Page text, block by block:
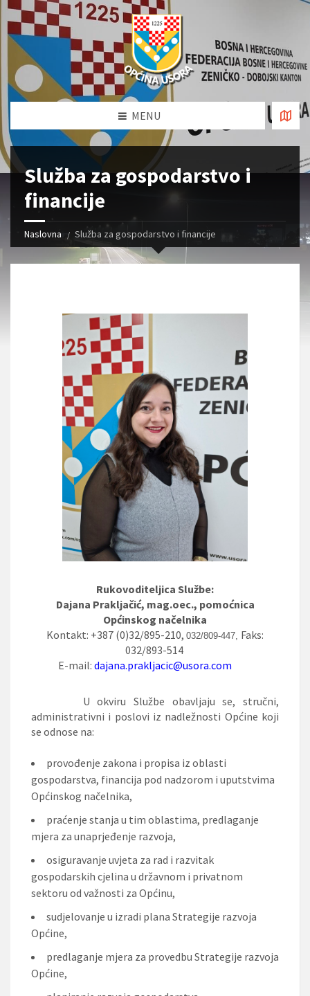
MENU
Služba za gospodarstvo i
financije
Naslovna Služba za gospodarstvo i financije
Rukovoditeljica Službe:
Dajana Prakljačić, mag.oec., pomoćnica
Općinskog načelnika
Kontakt: +387 (0)32/895-210, 032/809-447, Faks:
032/893-514
E-mail: dajana.prakljacic@usora.com
U okviru Službe obavljaju se, stručni,
administrativni i poslovi iz nadležnosti Općine koji
se odnose na:
provođenje zakona i propisa iz oblasti
gospodarstva, financija pod nadzorom i uputstvima
Općinskog načelnika,
praćenje stanja u tim oblastima, predlaganje
mjera za unaprjeđenje razvoja,
osiguravanje uvjeta za rad i razvitak
gospodarskih cjelina u državnom i privatnom
sektoru od važnosti za Općinu,
sudjelovanje u izradi plana Strategije razvoja
Općine,
predlaganje mjera za provedbu Strategije razvoja
Općine,